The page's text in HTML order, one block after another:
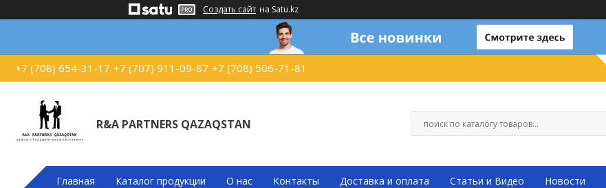
Создать сайт на Satu.kz
+7 (708) 654-31-17 +7 (707) 911-09-87 +7 (708) 506-71-81
R&A PARTNERS QAZAQSTAN
Главная Каталог продукции О нас Контакты Доставка и оплата Статьи и Видео Новости